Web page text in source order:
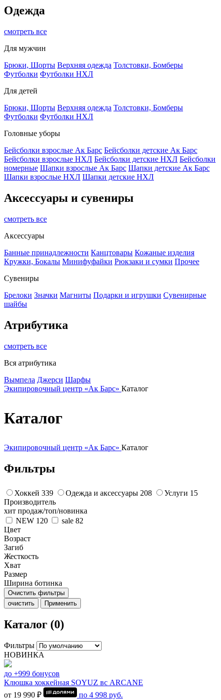
Одежда
смотреть все
Для мужчин
Брюки, Шорты Верхняя одежда Толстовки, Бомберы
Футболки Футболки НХЛ
Для детей
Брюки, Шорты Верхняя одежда Толстовки, Бомберы
Футболки Футболки НХЛ
Головные уборы
Бейсболки взрослые Ак Барс Бейсболки детские Ак Барс
Бейсболки взрослые НХЛ Бейсболки детские НХЛ Бейсболки
номерные Шапки взрослые Ак Барс Шапки детские Ак Барс
Шапки взрослые НХЛ Шапки детские НХЛ
Аксессуары и сувениры
смотреть все
Аксессуары
Банные принадлежности Канцтовары Кожаные изделия
Кружки, Бокалы Минифуфайки Рюкзаки и сумки Прочее
Сувениры
Брелоки Значки Магниты Подарки и игрушки Сувенирные
шайбы
Атрибутика
смотреть все
Вся атрибутика
Вымпела Джерси Шарфы
Экипировочный центр «Ак Барс» Каталог
Каталог
Экипировочный центр «Ак Барс» Каталог
Фильтры
Хоккей 339 Одежда и аксессуары 208 Услуги 15
Производитель
хит продаж/топ/новинка
NEW 120 sale 82
Цвет
Возраст
Загиб
Жесткость
Хват
Размер
Ширина ботинка
Очистить фильтры
очистить
Применить
Каталог (0)
Фильтры
НОВИНКА
до +999 бонусов
Клюшка хоккейная SOYUZ вс ARCANE
от 19 990 ₽
по 4 998 руб.